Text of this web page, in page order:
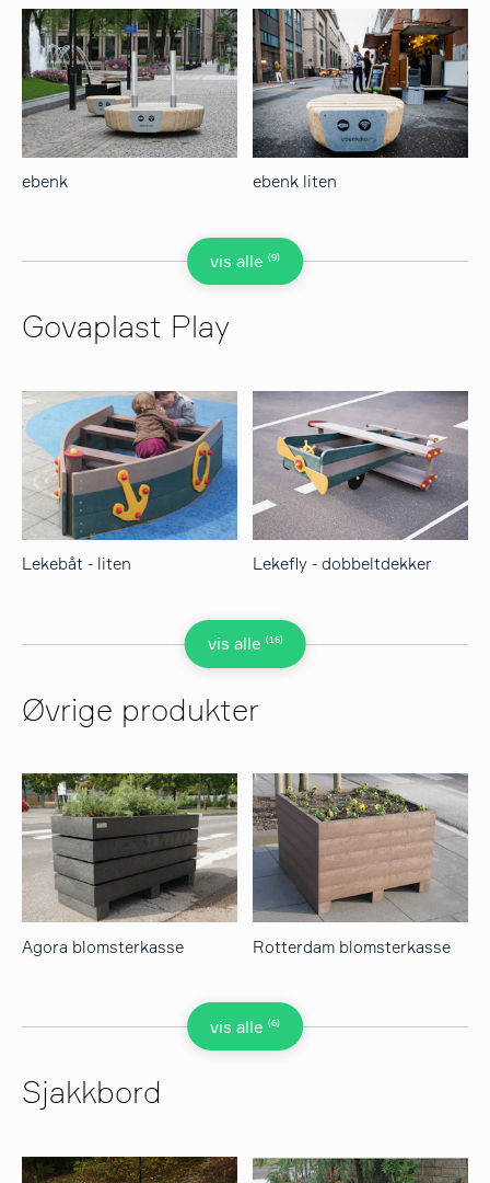
vis alle (9)
ebenk ebenk liten
Govaplast Play
vis alle (16)
Lekebåt - liten Lekefly - dobbeltdekker
Øvrige produkter
vis alle (6)
Agora blomsterkasse Rotterdam blomsterkasse
Sjakkbord